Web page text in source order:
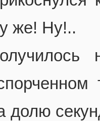
же! Ну!..
долю